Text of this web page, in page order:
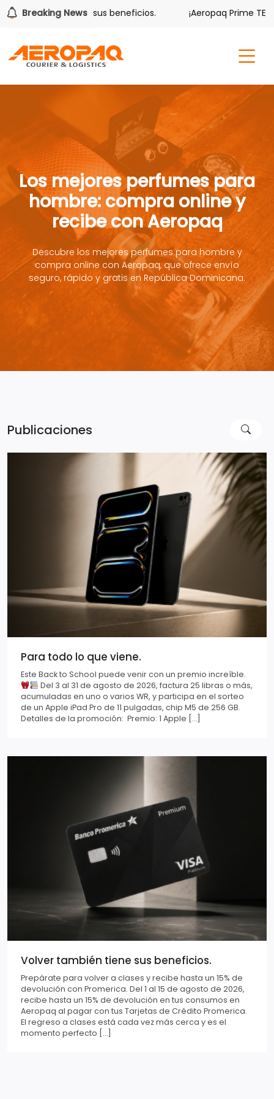
Breaking News
también tiene sus beneficios. ¡Aeropaq Prime TE DA
Los mejores perfumes para
hombre: compra online y
recibe con Aeropaq
Descubre los mejores perfumes para hombre y
compra online con Aeropaq, que ofrece envío
seguro, rápido y gratis en República Dominicana.
Publicaciones
Para todo lo que viene.
Este Back to School puede venir con un premio increíble.
Del 3 al 31 de agosto de 2026, factura 25 libras o más,
acumuladas en uno o varios WR, y participa en el sorteo
de un Apple iPad Pro de 11 pulgadas, chip M5 de 256 GB.
Detalles de la promoción: Premio: 1 Apple […]
Volver también tiene sus beneficios.
Prepárate para volver a clases y recibe hasta un 15% de
devolución con Promerica. Del 1 al 15 de agosto de 2026,
recibe hasta un 15% de devolución en tus consumos en
Aeropaq al pagar con tus Tarjetas de Crédito Promerica.
El regreso a clases está cada vez más cerca y es el
momento perfecto […]